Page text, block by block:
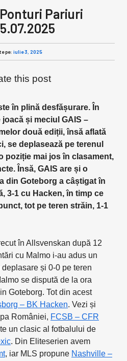
Ponturi Pariuri
pe: iulie 3, 2025
this post
în plină desfășurare. În
și meciul GAIS –
două ediții, însă aflată
se deplasează pe terenul
poziție mai jos în clasament,
Însă, GAIS are și o
din Goteborg a câștigat în
3-1 cu Hacken, în timp ce
tot pe teren străin, 1-1
în Allsvenskan după 12
cu Malmo i-au adus un
și 0-0 pe teren
se dispută de la ora
Goteborg. Tot din acest
– BK Hacken. Vezi și
României, FCSB – CFR
un clasic al fotbalului de
. Din Eliteserien avem
, iar MLS propune Nashville –